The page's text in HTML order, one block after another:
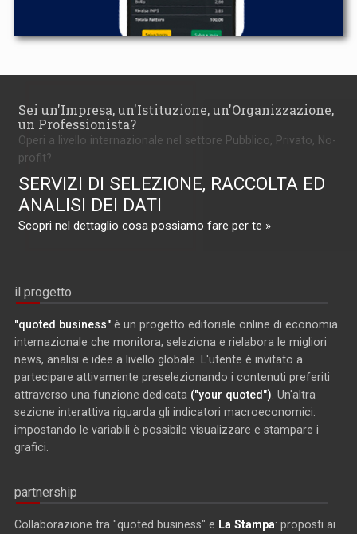
Sei un'Impresa, un'Istituzione, un'Organizzazione,
un Professionista?
Operi a livello internazionale nel settore Pubblico, Privato, No-
profit?
SERVIZI DI SELEZIONE, RACCOLTA ED
ANALISI DEI DATI
Scopri nel dettaglio cosa possiamo fare per te »
il progetto
"quoted business" è un progetto editoriale online di economia
internazionale che monitora, seleziona e rielabora le migliori
news, analisi e idee a livello globale. L'utente è invitato a
partecipare attivamente preselezionando i contenuti preferiti
attraverso una funzione dedicata ("your quoted") . Un'altra
sezione interattiva riguarda gli indicatori macroeconomici:
impostando le variabili è possibile visualizzare e stampare i
grafici.
partnership
Collaborazione tra "quoted business" e La Stampa: proposti ai